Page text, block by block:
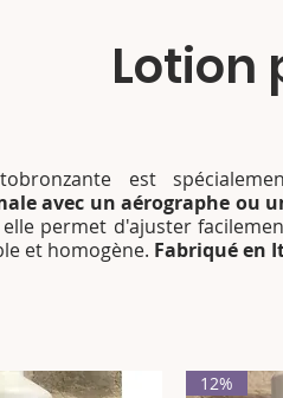
Lotion
est
avec un aérographe ou
permet d'ajuster
et homogène. Fabriqué en
12%